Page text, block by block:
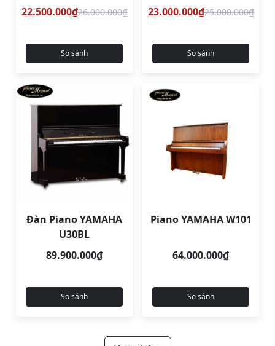
22.500.000₫26.000.000₫
So sánh
23.000.000₫25.000.000₫
So sánh
Đàn Piano YAMAHA
U30BL
89.900.000₫
So sánh
Piano YAMAHA W101
64.000.000₫
So sánh